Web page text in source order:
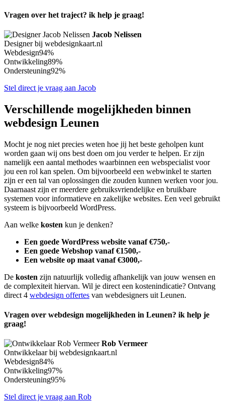
Vragen over het traject? ik help je graag!
Jacob Nelissen
Designer bij webdesignkaart.nl
Webdesign94%
Ontwikkeling89%
Ondersteuning92%
Stel direct je vraag aan Jacob
Verschillende mogelijkheden binnen
webdesign Leunen
Mocht je nog niet precies weten hoe jij het beste geholpen kunt
worden gaan wij ons best doen om jou verder te helpen. Er zijn
namelijk een aantal methodes waarbinnen een webspecialist voor
jou een rol kan spelen. Om bijvoorbeeld een webwinkel te starten
zijn er een tal van oplossingen die zouden kunnen werken voor jou.
Daarnaast zijn er meerdere gebruiksvriendelijke en bruikbare
systemen voor informatieve en zakelijke websites. Een veel gebruikt
systeem is bijvoorbeeld WordPress.
Aan welke kosten kun je denken?
Een goede WordPress website vanaf €750,-
Een goede Webshop vanaf €1500,-
Een website op maat vanaf €3000,-
De kosten zijn natuurlijk volledig afhankelijk van jouw wensen en
de complexiteit hiervan. Wil je direct een kostenindicatie? Ontvang
direct 4 webdesign offertes van webdesigners uit Leunen.
Vragen over webdesign mogelijkheden in Leunen? ik help je
graag!
Rob Vermeer
Ontwikkelaar bij webdesignkaart.nl
Webdesign84%
Ontwikkeling97%
Ondersteuning95%
Stel direct je vraag aan Rob